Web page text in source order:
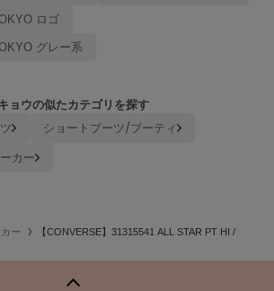
ロゴ
グレー系
ョウの似たカテゴリを探す
ショートブーツ/ブーティ
カー
ー
【CONVERSE】31315541 ALL STAR PT HI /